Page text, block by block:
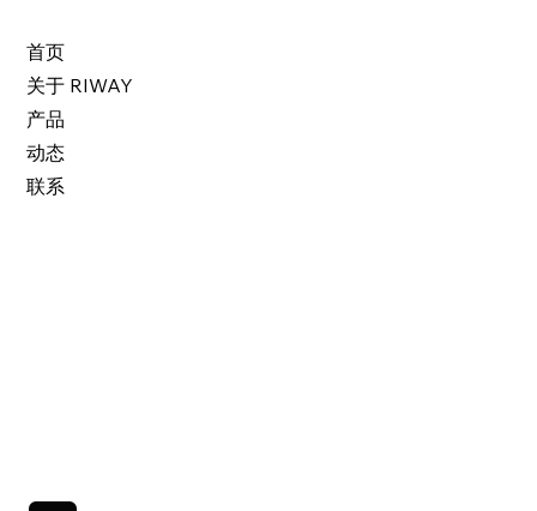
首页
关于 RIWAY
产品
动态
联系